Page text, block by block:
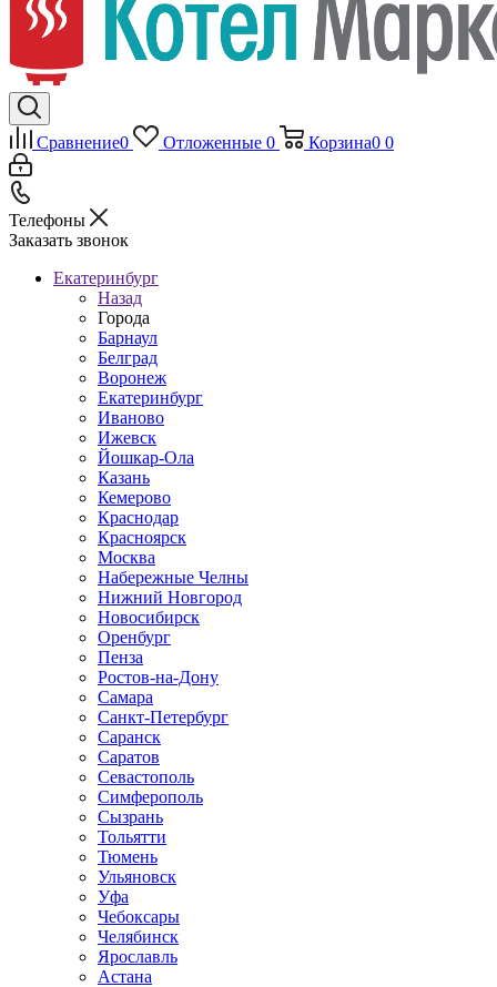
Сравнение0 Отложенные 0 Корзина0 0
Телефоны
Заказать звонок
Екатеринбург
Назад
Города
Барнаул
Белград
Воронеж
Екатеринбург
Иваново
Ижевск
Йошкар-Ола
Казань
Кемерово
Краснодар
Красноярск
Москва
Набережные Челны
Нижний Новгород
Новосибирск
Оренбург
Пенза
Ростов-на-Дону
Самара
Санкт-Петербург
Саранск
Саратов
Севастополь
Симферополь
Сызрань
Тольятти
Тюмень
Ульяновск
Уфа
Чебоксары
Челябинск
Ярославль
Астана